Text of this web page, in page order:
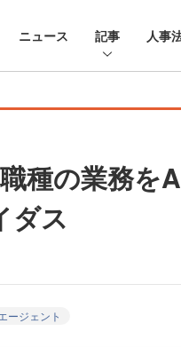
ニュース 記事 人事
種の業務
ダス
ージェント